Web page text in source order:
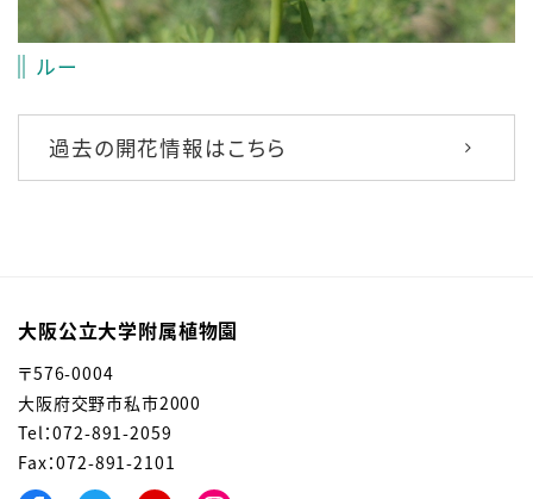
ルー
過去の開花情報はこちら
大阪公立大学附属植物園
〒576-0004
大阪府交野市私市2000
Tel：072-891-2059
Fax：072-891-2101